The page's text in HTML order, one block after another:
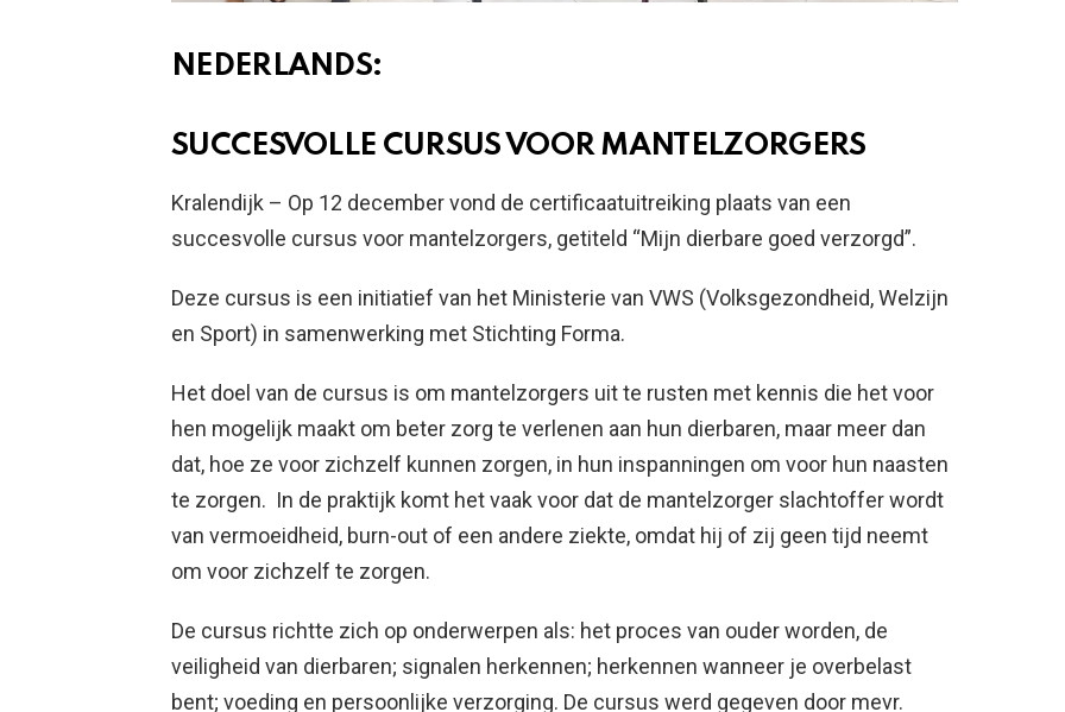
NEDERLANDS:
SUCCESVOLLE CURSUS VOOR MANTELZORGERS
Kralendijk – Op 12 december vond de certificaatuitreiking plaats van een
succesvolle cursus voor mantelzorgers, getiteld “Mijn dierbare goed verzorgd”.
Deze cursus is een initiatief van het Ministerie van VWS (Volksgezondheid, Welzijn
en Sport) in samenwerking met Stichting Forma.
Het doel van de cursus is om mantelzorgers uit te rusten met kennis die het voor
hen mogelijk maakt om beter zorg te verlenen aan hun dierbaren, maar meer dan
dat, hoe ze voor zichzelf kunnen zorgen, in hun inspanningen om voor hun naasten
te zorgen. In de praktijk komt het vaak voor dat de mantelzorger slachtoffer wordt
van vermoeidheid, burn-out of een andere ziekte, omdat hij of zij geen tijd neemt
om voor zichzelf te zorgen.
De cursus richtte zich op onderwerpen als: het proces van ouder worden, de
veiligheid van dierbaren; signalen herkennen; herkennen wanneer je overbelast
bent; voeding en persoonlijke verzorging. De cursus werd gegeven door mevr.